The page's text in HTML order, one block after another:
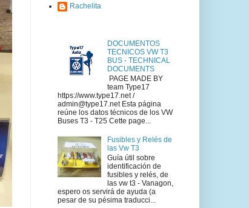
Rachelita
DOCUMENTOS
TECNICOS VW T3
BUS - TECHNICAL
DOCUMENTS
PAGE MADE BY
team Type17
https://www.type17.net /
admin@type17.net Esta página
reúne los datos técnicos de los VW
Buses T3 - T25 Cette page...
Fusibles y Relés de
las Vw T3
Guía útil sobre
identificación de
fusibles y relés, de
las vw t3 - Vanagon,
espero os servirá de ayuda (a
pesar de su pésima traducci...